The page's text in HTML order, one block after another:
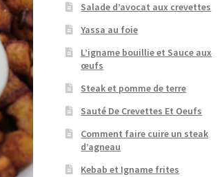
Salade d’avocat aux crevettes
Yassa au foie
L’igname bouillie et Sauce aux
œufs
Steak et pomme de terre
Sauté De Crevettes Et Oeufs
Comment faire cuire un steak
d’agneau
Kebab et Igname frites